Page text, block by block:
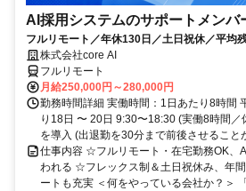
AI採用システムのサポートメンバ
フルリモート／年休130日／土日祝休／平均
株式会社core AI
フルリモート
月給250,000円～280,000円
勤務時間詳細 実働時間：1日あたり8時間
り18日 〜 20日 9:30〜18:30 (実働8時間
を導入 (出退勤を30分まで前後させること
仕事内容 ☆フルリモート・在宅勤務OK、
われる ☆フレックス制＆土日祝休み、年
ートも充実 ＜何をやっている会社か？＞